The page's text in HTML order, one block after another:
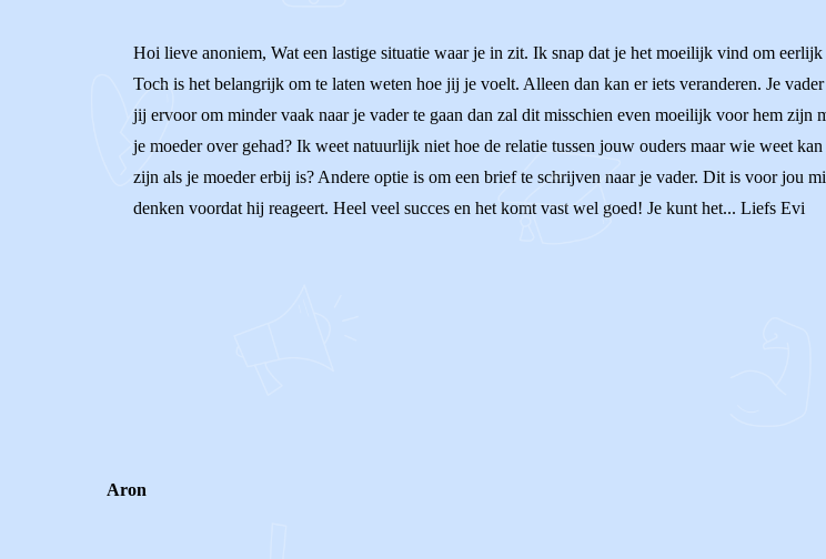
Hoi lieve anoniem, Wat een lastige situatie waar je in zit. Ik snap dat je het moeilijk vind om
Toch is het belangrijk om te laten weten hoe jij je voelt. Alleen dan kan er iets veranderen. Je
jij ervoor om minder vaak naar je vader te gaan dan zal dit misschien even moeilijk voor hem zijn
je moeder over gehad? Ik weet natuurlijk niet hoe de relatie tussen jouw ouders maar wie weet
zijn als je moeder erbij is? Andere optie is om een brief te schrijven naar je vader. Dit is voor jou
denken voordat hij reageert. Heel veel succes en het komt vast wel goed! Je kunt het... Liefs Evi
Aron